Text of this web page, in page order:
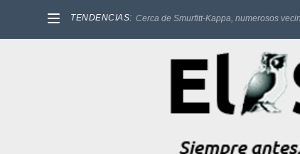
TENDENCIAS: Cerca de Smurfitt-Kappa, numerosos